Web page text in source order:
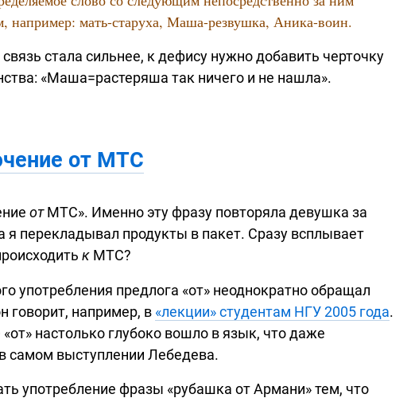
например: мать-старуха, Маша-резвушка, Аника-воин.
стала сильнее, к дефису нужно добавить черточку
«Маша=растеряша так ничего и не нашла».
от МТС
отМТС». Именно эту фразу повторяла девушка за
я перекладывал продукты в пакет. Сразу всплывает
к МТС?
употребления предлога «от» неоднократно обращал
говорит, например, в «лекции» студентам НГУ 2005 года.
настолько глубоко вошло в язык, что даже
самом выступлении Лебедева.
употребление фразы «рубашка от Армани» тем, что